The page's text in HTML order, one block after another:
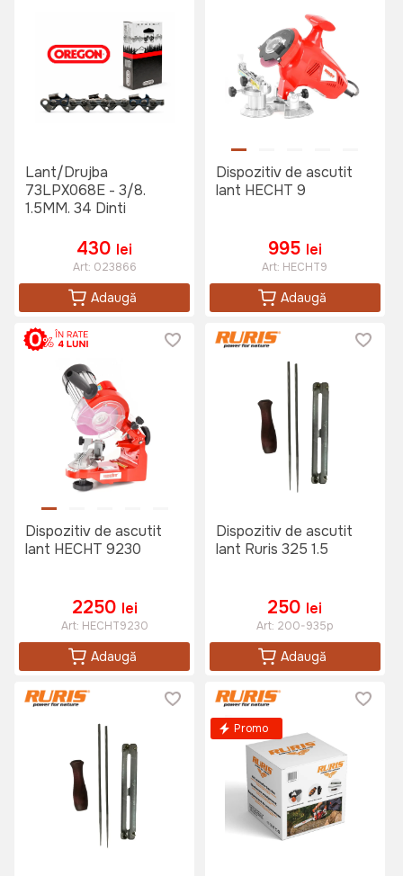
Lant/Drujba
73LPX068E - 3/8.
1.5MM. 34 Dinti
430 lei
Art: 023866
Adaugă
Dispozitiv de ascutit
lant HECHT 9
995 lei
Art: HECHT9
Adaugă
Dispozitiv de ascutit
lant HECHT 9230
2250 lei
Art: HECHT9230
Adaugă
Dispozitiv de ascutit
lant Ruris 325 1.5
250 lei
Art: 200-935p
Adaugă
Promo